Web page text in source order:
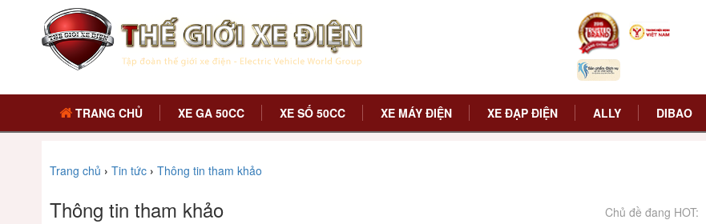
TRANG CHỦ XE GA 50CC XE SỐ 50CC XE MÁY ĐIỆN XE ĐẠP ĐIỆN ALLY DIBAO
Trang chủ › Tin tức › Thông tin tham khảo
Thông tin tham khảo Chủ đề đang HOT: